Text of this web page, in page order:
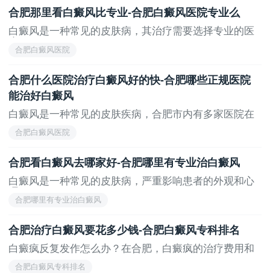
合肥那里看白癜风比专业-合肥白癜风医院专业么
白癜风是一种常见的皮肤病，其治疗需要选择专业的医
合肥白癜风医院
合肥什么医院治疗白癜风好的快-合肥哪些正规医院
能治好白癜风
白癜风是一种常见的皮肤疾病，合肥市内有多家医院在
合肥白癜风医院
合肥看白癜风去哪家好-合肥哪里有专业治白癜风
白癜风是一种常见的皮肤病，严重影响患者的外观和心
合肥哪里有专业治白癜风
合肥治疗白癜风要花多少钱-合肥白癜风专科排名
白癜疯反复发作怎么办？在合肥，白癜疯的治疗费用和
合肥白癜风专科排名